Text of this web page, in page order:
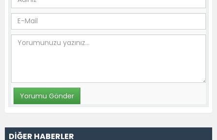
DİĞER HABERLER